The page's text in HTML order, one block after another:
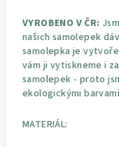
VYROBENO V ČR:
našich samolepek
samolepka je
vám ji vytiskneme i
samolepek - proto
ekologickými
MATERIÁL: